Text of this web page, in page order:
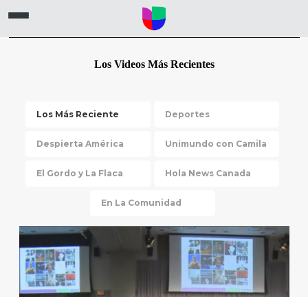
Los Videos Más Recientes
Los Más Reciente Deportes
Despierta América Unimundo con Camila
El Gordo y La Flaca Hola News Canada
En La Comunidad